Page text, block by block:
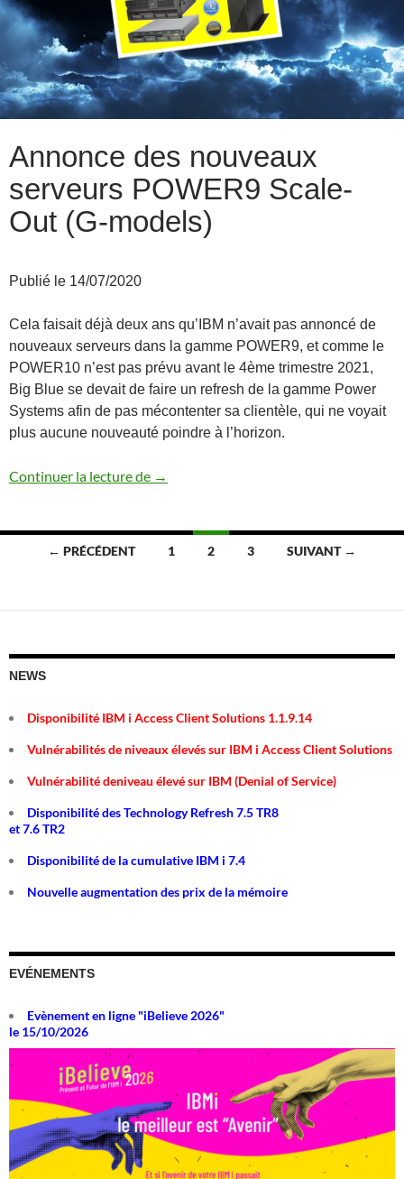
Annonce des nouveaux
serveurs POWER9 Scale-
Out (G-models)
Publié le 14/07/2020
Cela faisait déjà deux ans qu’IBM n’avait pas annoncé de
nouveaux serveurs dans la gamme POWER9, et comme le
POWER10 n’est pas prévu avant le 4ème trimestre 2021,
Big Blue se devait de faire un refresh de la gamme Power
Systems afin de pas mécontenter sa clientèle, qui ne voyait
plus aucune nouveauté poindre à l’horizon.
Continuer la lecture de Annonce des nouveaux serveurs
→
Navigation
articles
← PRÉCÉDENT 1 2 3 SUIVANT →
NEWS
Disponibilité IBM i Access Client Solutions 1.1.9.14
Vulnérabilités de niveaux élevés sur IBM i Access Client Solutions
Vulnérabilité deniveau élevé sur IBM (Denial of Service)
Disponibilité des Technology Refresh 7.5 TR8
et 7.6 TR2
Disponibilité de la cumulative IBM i 7.4
Nouvelle augmentation des prix de la mémoire
EVÉNEMENTS
Evènement en ligne "iBelieve 2026"
le 15/10/2026